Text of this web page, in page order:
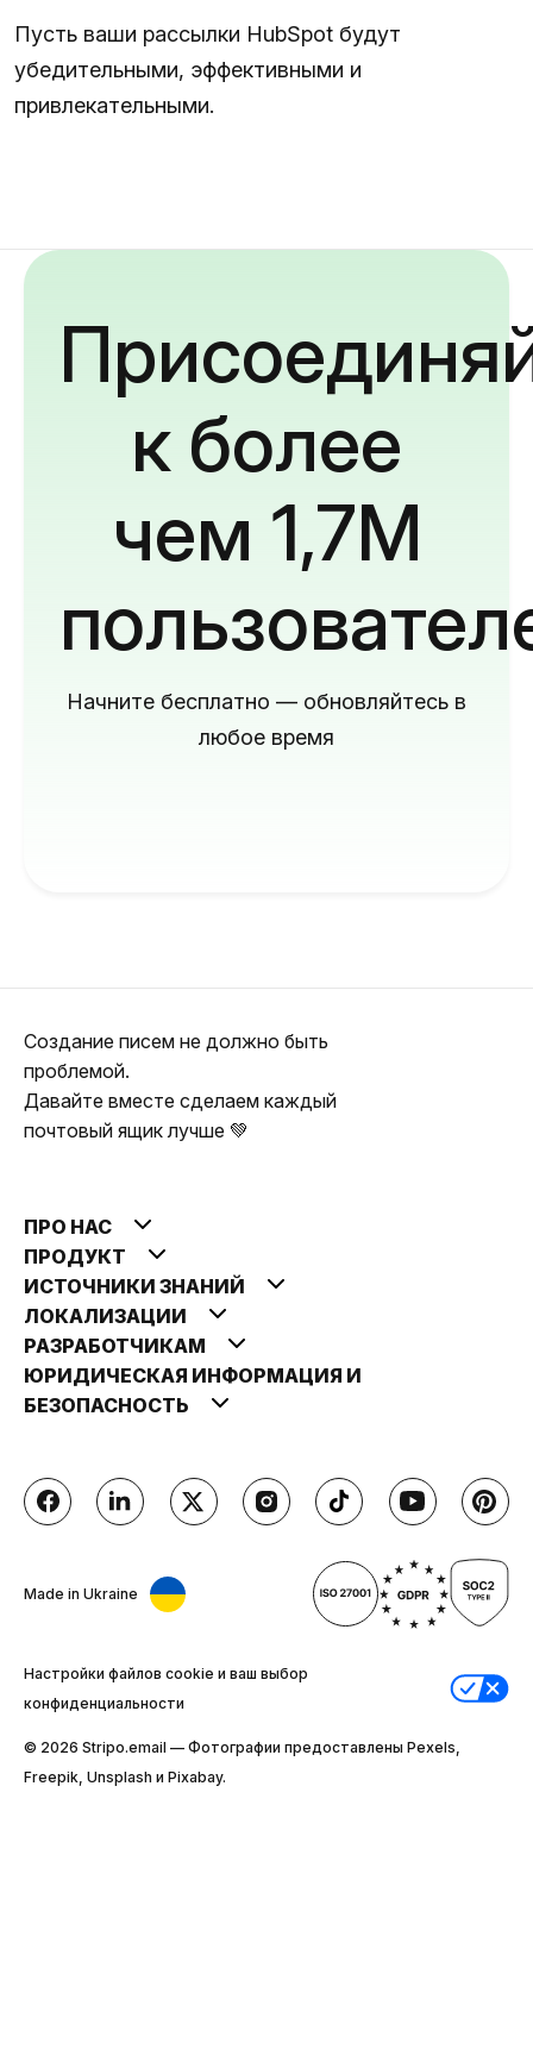
Пусть ваши рассылки HubSpot будут
убедительными, эффективными и
привлекательными.
к более
чем 1,7M
Начните бесплатно — обновляйтесь в
любое время
Создание писем не должно быть
проблемой.
Давайте вместе сделаем каждый
почтовый ящик лучше 💚
ПРО НАС
ПРОДУКТ
ИСТОЧНИКИ ЗНАНИЙ
ЛОКАЛИЗАЦИИ
РАЗРАБОТЧИКАМ
ЮРИДИЧЕСКАЯ ИНФОРМАЦИЯ И
БЕЗОПАСНОСТЬ
Made in Ukraine
Настройки файлов cookie и ваш выбор
конфиденциальности
© 2026 Stripо.email — Фотографии предоставлены Pexels,
Freepik, Unsplash и Pixabay.